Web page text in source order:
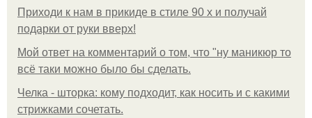
Приходи к нам в прикиде в стиле 90 х и получай
подарки от руки вверх!
Мой ответ на комментарий о том, что "ну маникюр то
всё таки можно было бы сделать.
Челка - шторка: кому подходит, как носить и с какими
стрижками сочетать.